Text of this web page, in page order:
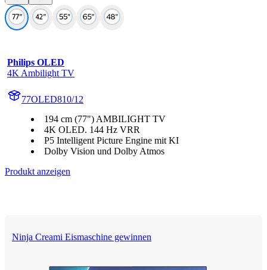
Philips OLED
4K Ambilight TV
77OLED810/12
194 cm (77") AMBILIGHT TV
4K OLED. 144 Hz VRR
P5 Intelligent Picture Engine mit KI
Dolby Vision und Dolby Atmos
Produkt anzeigen
Ninja Creami Eismaschine gewinnen